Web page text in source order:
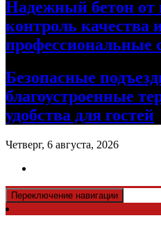
Надежный бетон от
контроль качества
профессиональные
Безопасные
благоустроенные
удобства для гостей
Четверг, 6 августа, 2026
Переключение навигации